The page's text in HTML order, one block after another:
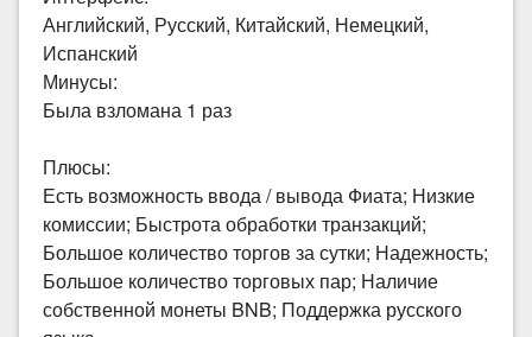
Английский, Русский, Китайский, Немецкий,
Испанский
Минусы:
Была взломана 1 раз
Плюсы:
Есть возможность ввода / вывода Фиата; Низкие
комиссии; Быстрота обработки транзакций;
Большое количество торгов за сутки; Надежность;
Большое количество торговых пар; Наличие
собственной монеты BNB; Поддержка русского